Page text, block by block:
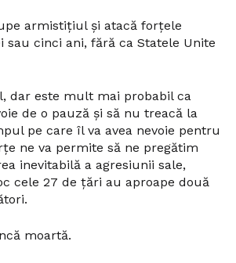
armistițiul și atacă forțele
sau cinci ani, fără ca Statele Unite
dar este mult mai probabil ca
de o pauză și să nu treacă la
pe care îl va avea nevoie pentru
ne va permite să ne pregătim
inevitabilă a agresiunii sale,
cele 27 de țări au aproape două
moartă.